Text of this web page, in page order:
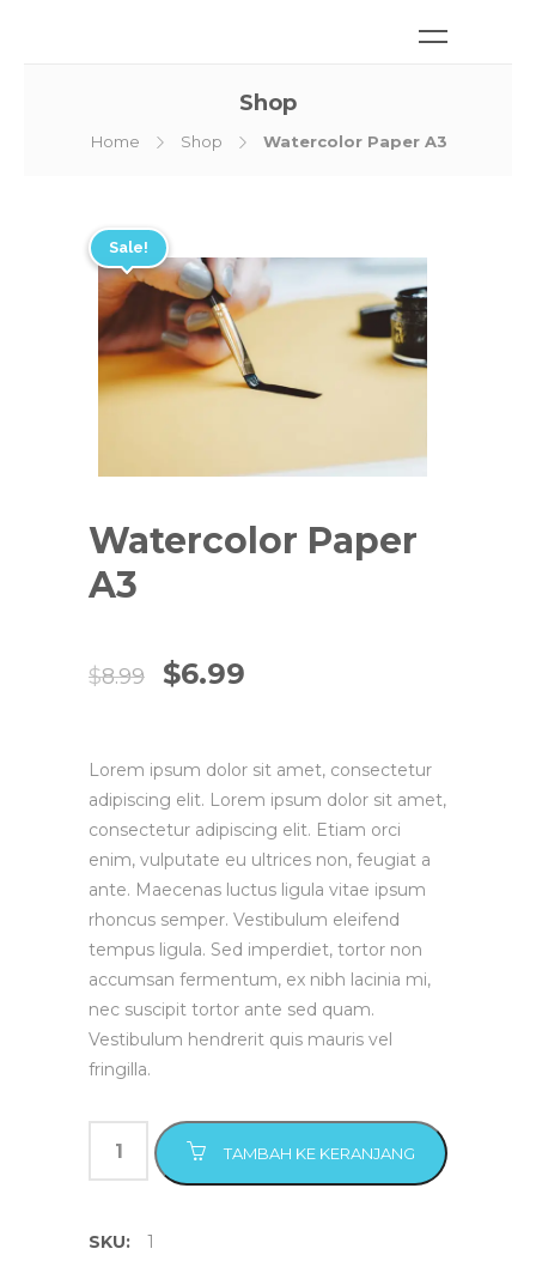
Shop
Home Shop Watercolor Paper A3
Sale!
Watercolor Paper
A3
$8.99 $6.99
Lorem ipsum dolor sit amet, consectetur
adipiscing elit. Lorem ipsum dolor sit amet,
consectetur adipiscing elit. Etiam orci
enim, vulputate eu ultrices non, feugiat a
ante. Maecenas luctus ligula vitae ipsum
rhoncus semper. Vestibulum eleifend
tempus ligula. Sed imperdiet, tortor non
accumsan fermentum, ex nibh lacinia mi,
nec suscipit tortor ante sed quam.
Vestibulum hendrerit quis mauris vel
fringilla.
TAMBAH KE KERANJANG
SKU:
1